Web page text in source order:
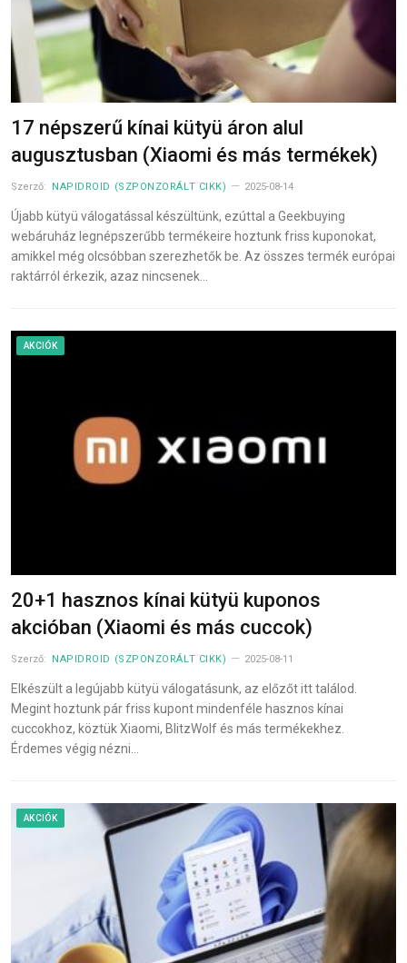
17 népszerű kínai kütyü áron alul
augusztusban (Xiaomi és más termékek)
Szerző: NAPIDROID (SZPONZORÁLT CIKK) 2025-08-14
Újabb kütyü válogatással készültünk, ezúttal a Geekbuying
webáruház legnépszerűbb termékeire hoztunk friss kuponokat,
amikkel még olcsóbban szerezhetők be. Az összes termék európai
raktárról érkezik, azaz nincsenek…
AKCIÓK
20+1 hasznos kínai kütyü kuponos
akcióban (Xiaomi és más cuccok)
Szerző: NAPIDROID (SZPONZORÁLT CIKK) 2025-08-11
Elkészült a legújabb kütyü válogatásunk, az előzőt itt találod.
Megint hoztunk pár friss kupont mindenféle hasznos kínai
cuccokhoz, köztük Xiaomi, BlitzWolf és más termékekhez.
Érdemes végig nézni…
AKCIÓK